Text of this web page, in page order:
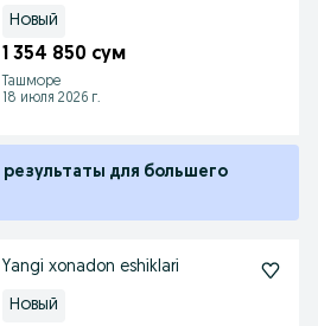
Новый
1 354 850 сум
Ташморе
18 июля 2026 г.
для большего
Yangi xonadon eshiklari
Новый